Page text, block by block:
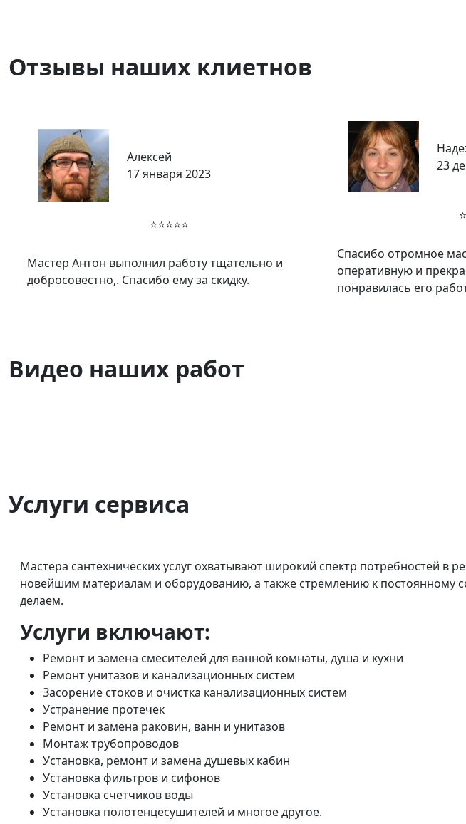
Отзывы наших клиетнов
Алексей
17 января 2023
⭐⭐⭐⭐⭐
Мастер Антон выполнил работу тщательно и
добросовестно,. Спасибо ему за скидку.
23
Спасибо отромное
оперативную и
понравилась его
Видео наших работ
Услуги сервиса
Мастера сантехнических услуг охватывают широкий спектр потребностей в
новейшим материалам и оборудованию, а также стремлению к
делаем.
Услуги включают:
Ремонт и замена смесителей для ванной комнаты, душа и кухни
Ремонт унитазов и канализационных систем
Засорение стоков и очистка канализационных систем
Устранение протечек
Ремонт и замена раковин, ванн и унитазов
Монтаж трубопроводов
Установка, ремонт и замена душевых кабин
Установка фильтров и сифонов
Установка счетчиков воды
Установка полотенцесушителей и многое другое.